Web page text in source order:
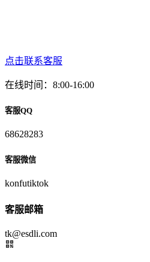
点击联系客服
在线时间：8:00-16:00
客服QQ
68628283
客服微信
konfutiktok
客服邮箱
tk@esdli.com